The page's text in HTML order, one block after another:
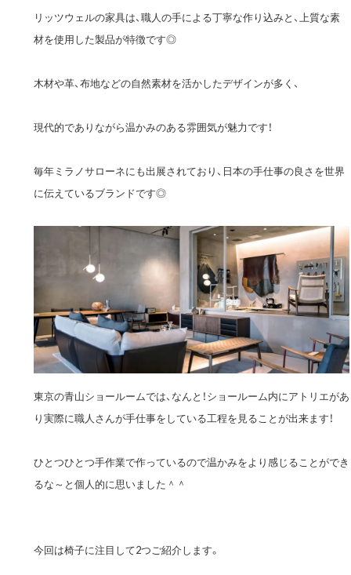
リッツウェルの家具は、職人の手による丁寧な作り込みと、上質な素
材を使用した製品が特徴です◎
木材や革、布地などの自然素材を活かしたデザインが多く、
現代的でありながら温かみのある雰囲気が魅力です！
毎年ミラノサローネにも出展されており、日本の手仕事の良さを世界
に伝えているブランドです◎
東京の青山ショールームでは、なんと！ショールーム内にアトリエがあ
り実際に職人さんが手仕事をしている工程を見ることが出来ます！
ひとつひとつ手作業で作っているので温かみをより感じることができ
るな～と個人的に思いました＾＾
今回は椅子に注目して2つご紹介します。